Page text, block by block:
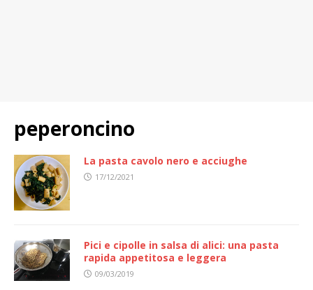
peperoncino
La pasta cavolo nero e acciughe
17/12/2021
Pici e cipolle in salsa di alici: una pasta
rapida appetitosa e leggera
09/03/2019